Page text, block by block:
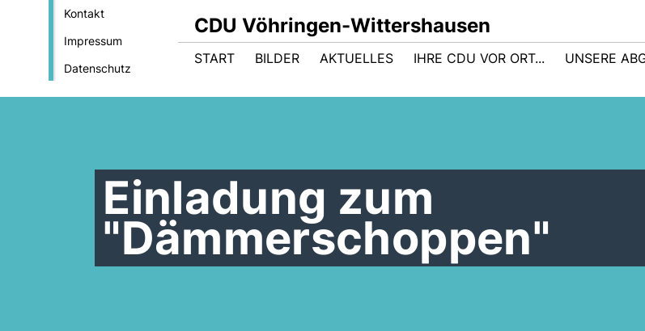
Kontakt
Impressum
Datenschutz
CDU Vöhringen-Wittershausen
START BILDER AKTUELLES IHRE CDU VOR ORT... UNSERE
Einladung zum
"Dämmerschoppen"